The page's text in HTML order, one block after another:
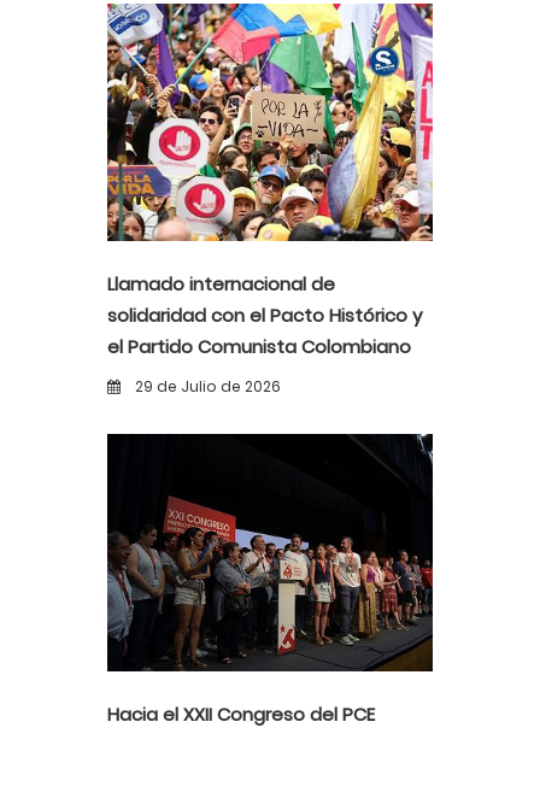
Llamado internacional de
solidaridad con el Pacto Histórico y
el Partido Comunista Colombiano
ante la alerta democrática y la
29 de Julio de 2026
Hacia el XXII Congreso del PCE